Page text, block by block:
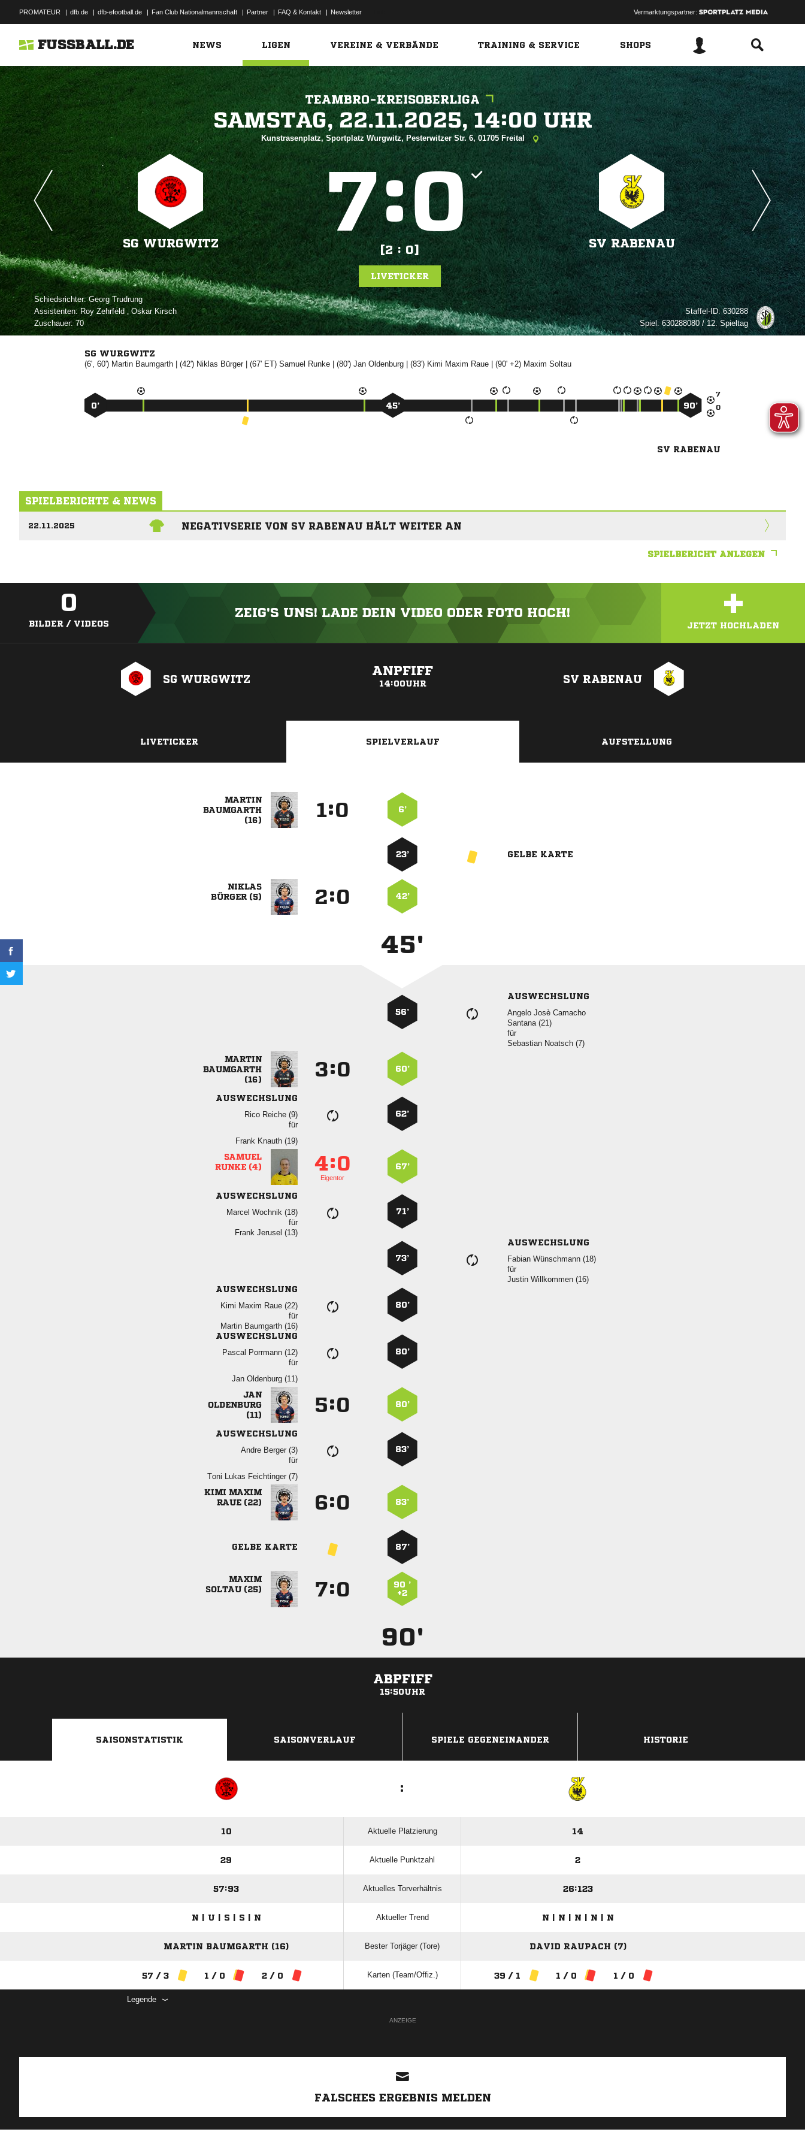
PROMATEUR | dfb.de | dfb-efootball.de | Fan Club Nationalmannschaft | Partner | FAQ & Kontakt | Newsletter Vermarktungspartner:
FUSSBALL.DE NEWS LIGEN VEREINE & VERBÄNDE TRAINING & SERVICE SHOPS
TEAMBRO-KREISOBERLIGA
   
Kunstrasenplatz, Sportplatz Wurgwitz, Pesterwitzer Str. 6, 01705 Freital
SG WURGWITZ
:
[2 : 0]
SV RABENAU
LIVETICKER
Schiedsrichter: 
Assistenten:   ,  
Zuschauer:70
Staffel-ID:630288
Spiel:630288080 / 12. Spieltag
SG WURGWITZ
(6', 60') | (42')  | (67' ET)  | (80') | (83')   | (90' +2)  


0’ 45’ 90’
SV RABENAU
SPIELBERICHTE & NEWS
22.11.2025 NEGATIVSERIE VON SV RABENAU HÄLT WEITER AN
SPIELBERICHT ANLEGEN
0
BILDER / VIDEOS
ZEIG'S UNS! LADE DEIN VIDEO ODER FOTO HOCH! +
JETZT HOCHLADEN
SG WURGWITZ
ANPFIFF
14:00UHR SV RABENAU
LIVETICKER SPIELVERLAUF AUFSTELLUNG



: 6’
23’ GELBE KARTE

 
: 42’
45'
56’
AUSWECHSLUNG
  
 
für
  



: 60’
AUSWECHSLUNG
  
für
  
62’

 
:
Eigentor
67’
AUSWECHSLUNG
  
für
  
71’
73’
AUSWECHSLUNG
  
für
  
AUSWECHSLUNG
   
für
  
80’
AUSWECHSLUNG
  
für
  
80’



: 80’
AUSWECHSLUNG
  
für
   
83’
 
 
: 83’
GELBE KARTE 87’

 
:
90 ’
+2
90'
ABPFIFF
15:50UHR
SAISONSTATISTIK SAISONVERLAUF SPIELE GEGENEINANDER HISTORIE
:
10 Aktuelle Platzierung 14
29 Aktuelle Punktzahl 2
57:93 Aktuelles Torverhältnis 26:123
N | U | S | S | N Aktueller Trend N | N | N | N | N
MARTIN BAUMGARTH (16) Bester Torjäger (Tore) DAVID RAUPACH (7)
57 / 3 1 / 0 2 / 0 Karten (Team/Offiz.) 39 / 1 1 / 0 1 / 0
Legende
ANZEIGE
FALSCHES ERGEBNIS MELDEN